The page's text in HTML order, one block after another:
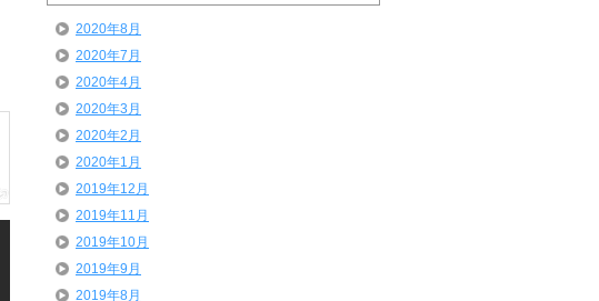
2020年8月
2020年7月
2020年4月
2020年3月
2020年2月
2020年1月
2019年12月
2019年11月
2019年10月
2019年9月
2019年8月